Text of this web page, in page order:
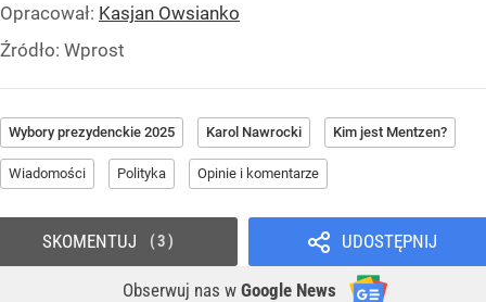
Opracował: Kasjan Owsianko
Źródło: Wprost
Wybory prezydenckie 2025 Karol Nawrocki Kim jest Mentzen?
Wiadomości Polityka Opinie i komentarze
UDOSTĘPNIJ
Obserwuj nas w Google News
SKOMENTUJ 3